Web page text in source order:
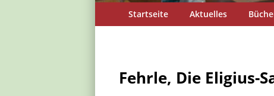
Startseite Aktuelles
Fehrle, Die Eligius-